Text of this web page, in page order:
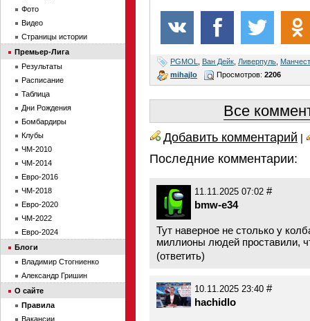
PGMOL Ван Дейк Ливерпуль
mihajlo
Просмотров: 2206
Все
Добавить комментарий |
Последние комментарии:
11.11.2025 07:02 #
bmw-e34
Тут наверное не столько у
миллионы людей проставили,
(ответить)
10.11.2025 23:40 #
hachidlo
Фото
Видео
Страницы истории
Премьер-Лига
Результаты
Расписание
Таблица
Дни Рождения
Бомбардиры
Клубы
ЧМ-2010
ЧМ-2014
Евро-2016
ЧМ-2018
Евро-2020
ЧМ-2022
Евро-2024
Блоги
Владимир Стогниенко
Александр Гришин
О сайте
Правила
Вакансии